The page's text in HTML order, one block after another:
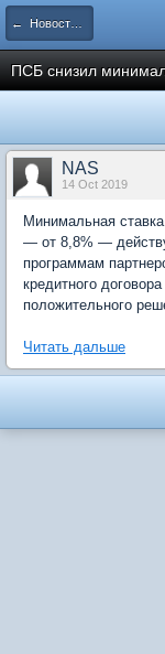
← Новости рынка недвижимости
ПСБ снизил
NAS
14 Oct 2019
Минимальная
— от 8,8% —
программам
кредитного
положительного
Читать дальше